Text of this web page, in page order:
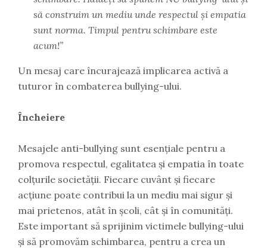
să construim un mediu unde respectul și empatia
sunt norma. Timpul pentru schimbare este
acum!”
Un mesaj care încurajează implicarea activă a
tuturor în combaterea bullying-ului.
Încheiere
Mesajele anti-bullying sunt esențiale pentru a
promova respectul, egalitatea și empatia în toate
colțurile societății. Fiecare cuvânt și fiecare
acțiune poate contribui la un mediu mai sigur și
mai prietenos, atât în școli, cât și în comunități.
Este important să sprijinim victimele bullying-ului
și să promovăm schimbarea, pentru a crea un